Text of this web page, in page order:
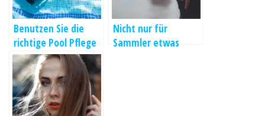
Benutzen Sie die
richtige Pool Pflege
Nicht nur für
Sammler etwas